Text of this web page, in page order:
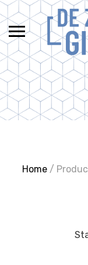
Ga
naar
de
inhoud
Home/